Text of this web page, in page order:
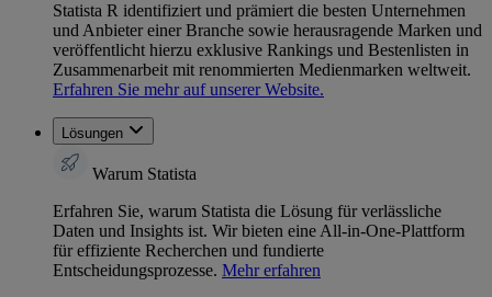
Statista R identifiziert und prämiert die besten Unternehmen
und Anbieter einer Branche sowie herausragende Marken und
veröffentlicht hierzu exklusive Rankings und Bestenlisten in
Zusammenarbeit mit renommierten Medienmarken weltweit.
Erfahren Sie mehr auf unserer Website.
Lösungen
Warum Statista
Erfahren Sie, warum Statista die Lösung für verlässliche
Daten und Insights ist. Wir bieten eine All-in-One-Plattform
für effiziente Recherchen und fundierte
Entscheidungsprozesse. Mehr erfahren